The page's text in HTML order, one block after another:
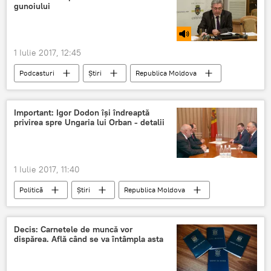
gunoiului
1 Iulie 2017, 12:45
Podcasturi Știri
Republica Moldova
Nistor Grozavu
Chișinău
tarife
majorări
gunoi
evacuarea deșeurilor
Important: Igor Dodon își îndreaptă
privirea spre Ungaria lui Orban - detalii
1 Iulie 2017, 11:40
Politică Știri
Republica Moldova
Ungaria
Igor Dodon
Victor Orban
FIDESZ
detalii
important
Ungaria lui Orban
Decis: Carnetele de muncă vor
dispărea. Află când se va întâmpla asta